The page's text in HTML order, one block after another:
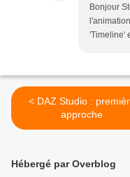
Bonjour
'Timeline'
< DAZ Studio : première
approche
Hébergé par Overblog